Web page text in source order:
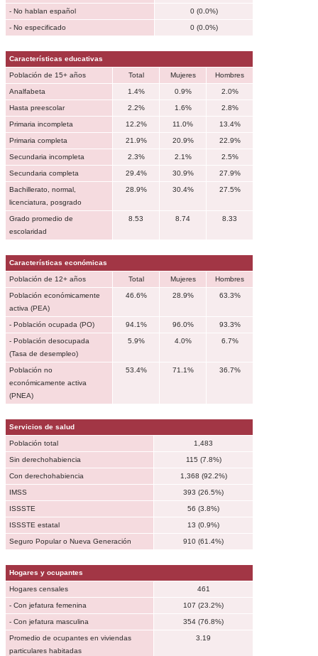
- No hablan español 0 (0.0%)
- No especificado 0 (0.0%)
Características educativas
Población de 15+ años Total Mujeres Hombres
Analfabeta 1.4% 0.9% 2.0%
Hasta preescolar 2.2% 1.6% 2.8%
Primaria incompleta 12.2% 11.0% 13.4%
Primaria completa 21.9% 20.9% 22.9%
Secundaria incompleta 2.3% 2.1% 2.5%
Secundaria completa 29.4% 30.9% 27.9%
Bachillerato, normal,
licenciatura, posgrado
28.9% 30.4% 27.5%
Grado promedio de
escolaridad
8.53 8.74 8.33
Características económicas
Población de 12+ años Total Mujeres Hombres
Población económicamente
activa (PEA)
46.6% 28.9% 63.3%
- Población ocupada (PO) 94.1% 96.0% 93.3%
- Población desocupada
(Tasa de desempleo)
5.9% 4.0% 6.7%
Población no
económicamente activa
(PNEA)
53.4% 71.1% 36.7%
Servicios de salud
Población total 1,483
Sin derechohabiencia 115 (7.8%)
Con derechohabiencia 1,368 (92.2%)
IMSS 393 (26.5%)
ISSSTE 56 (3.8%)
ISSSTE estatal 13 (0.9%)
Seguro Popular o Nueva Generación 910 (61.4%)
Hogares y ocupantes
Hogares censales 461
- Con jefatura femenina 107 (23.2%)
- Con jefatura masculina 354 (76.8%)
Promedio de ocupantes en viviendas
particulares habitadas
3.19